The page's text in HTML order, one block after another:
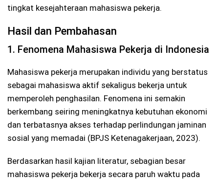
tingkat kesejahteraan mahasiswa pekerja.
Hasil dan Pembahasan
1. Fenomena Mahasiswa Pekerja di Indonesia
Mahasiswa pekerja merupakan individu yang berstatus
sebagai mahasiswa aktif sekaligus bekerja untuk
memperoleh penghasilan. Fenomena ini semakin
berkembang seiring meningkatnya kebutuhan ekonomi
dan terbatasnya akses terhadap perlindungan jaminan
sosial yang memadai (BPJS Ketenagakerjaan, 2023).
Berdasarkan hasil kajian literatur, sebagian besar
mahasiswa pekerja bekerja secara paruh waktu pada